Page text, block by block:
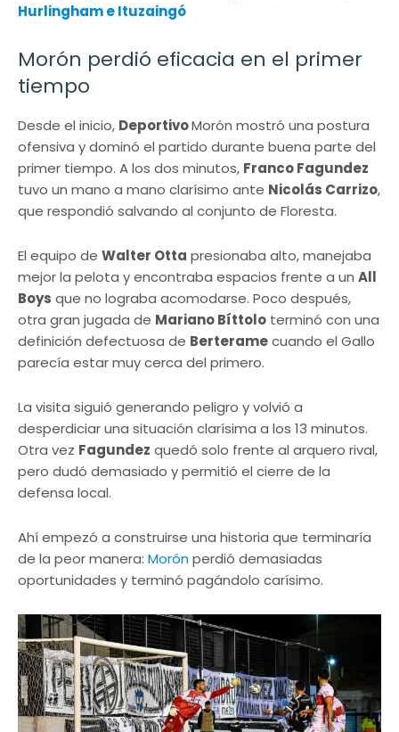
Hurlingham e Ituzaingó
Morón perdió eficacia en el primer
tiempo
Desde el inicio, DeportivoMorón mostró una postura
ofensiva y dominó el partido durante buena parte del
primer tiempo. A los dos minutos, Franco Fagundez
tuvo un mano a mano clarísimo ante Nicolás Carrizo,
que respondió salvando al conjunto de Floresta.
El equipo de Walter Otta presionaba alto, manejaba
mejor la pelota y encontraba espacios frente a un All
Boys que no lograba acomodarse. Poco después,
otra gran jugada de Mariano Bíttolo terminó con una
definición defectuosa de Berteramecuando el Gallo
parecía estar muy cerca del primero.
La visita siguió generando peligro y volvió a
desperdiciar una situación clarísima a los 13 minutos.
Otra vez Fagundez quedó solo frente al arquero rival,
pero dudó demasiado y permitió el cierre de la
defensa local.
Ahí empezó a construirse una historia que terminaría
de la peor manera: Morónperdió demasiadas
oportunidades y terminó pagándolo carísimo.